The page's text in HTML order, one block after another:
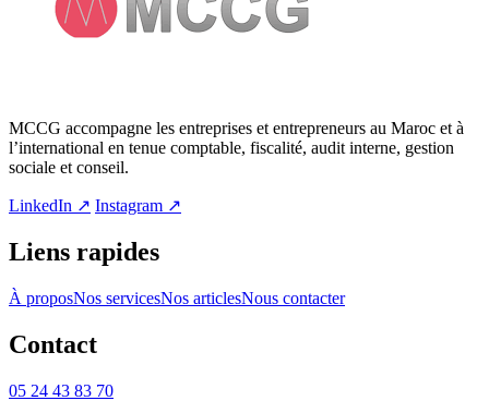
MCCG accompagne les entreprises et entrepreneurs au Maroc et à
l’international en tenue comptable, fiscalité, audit interne, gestion
sociale et conseil.
LinkedIn ↗ Instagram ↗
Liens rapides
À proposNos servicesNos articlesNous contacter
Contact
05 24 43 83 70